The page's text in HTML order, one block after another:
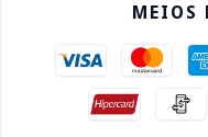
MEIOS